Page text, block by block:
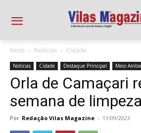
Início Notícias Cidade
Notícias Cidade Destaque Principal Meio
Orla de Camaçari
semana de
Por Redação Vilas Magazine - 11/09/2023